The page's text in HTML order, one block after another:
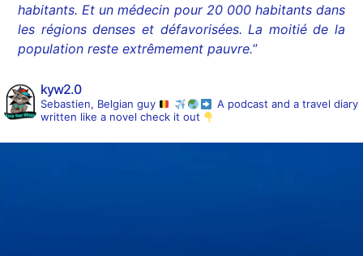
habitants. Et un médecin pour 20 000 habitants dans
les régions denses et défavorisées. La moitié de la
population reste extrêmement pauvre.”
kyw2.0
Sebastien, Belgian guy
A podcast and a travel diary
written like a novel check it out